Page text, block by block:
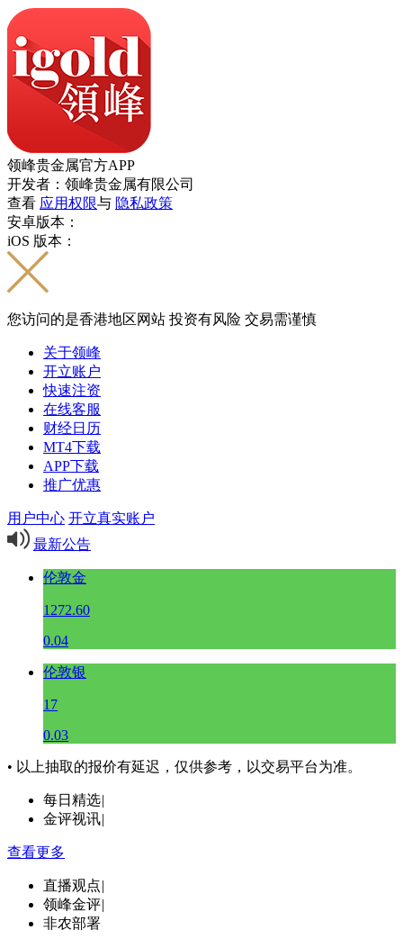
领峰贵金属官方APP
开发者：领峰贵金属有限公司
查看 应用权限与 隐私政策
安卓版本：
iOS 版本：
您访问的是香港地区网站 投资有风险 交易需谨慎
关于领峰
开立账户
快速注资
在线客服
财经日历
MT4下载
APP下载
推广优惠
用户中心 开立真实账户
最新公告
伦敦金
1272.60
0.04
伦敦银
17
0.03
• 以上抽取的报价有延迟，仅供参考，以交易平台为准。
每日精选|
金评视讯|
查看更多
直播观点|
领峰金评|
非农部署